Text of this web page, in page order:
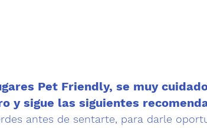
Pet Friendly, se muy
y sigue las siguientes
antes de sentarte, para darle